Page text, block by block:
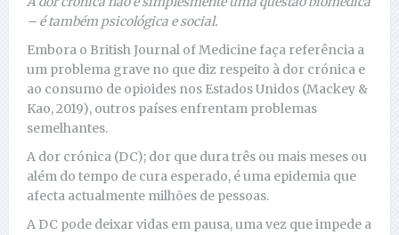
– é também psicológica e social.
Embora o British Journal of Medicine faça referência a
um problema grave no que diz respeito à dor crónica e
ao consumo de opioides nos Estados Unidos (Mackey &
Kao, 2019), outros países enfrentam problemas
semelhantes.
A dor crónica (DC); dor que dura três ou mais meses ou
além do tempo de cura esperado, é uma epidemia que
afecta actualmente milhões de pessoas.
A DC pode deixar vidas em pausa, uma vez que impede a